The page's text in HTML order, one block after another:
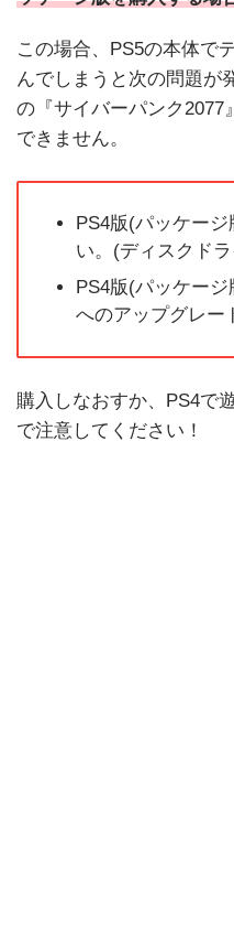
この場合、PS5の本体で
んでしまうと次の問題が
の『サイバーパンク2077
できません。
PS4版(パッケー
い。(ディスクド
PS4版(パッケー
へのアップグレー
購入しなおすか、PS4で
で注意してください！